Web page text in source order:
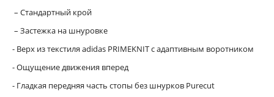
– Стандартный крой
– Застежка на шнуровке
- Верх из текстиля adidas PRIMEKNIT с адаптивным воротником
- Ощущение движения вперед
- Гладкая передняя часть стопы без шнурков Purecut